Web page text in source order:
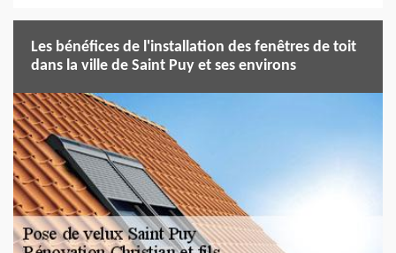
Les bénéfices de l'installation des fenêtres de toit
dans la ville de Saint Puy et ses environs